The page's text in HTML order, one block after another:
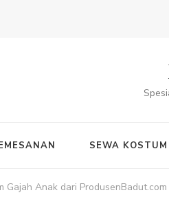
SEWA KOSTUM
Gajah Anak dari ProdusenBadut.com